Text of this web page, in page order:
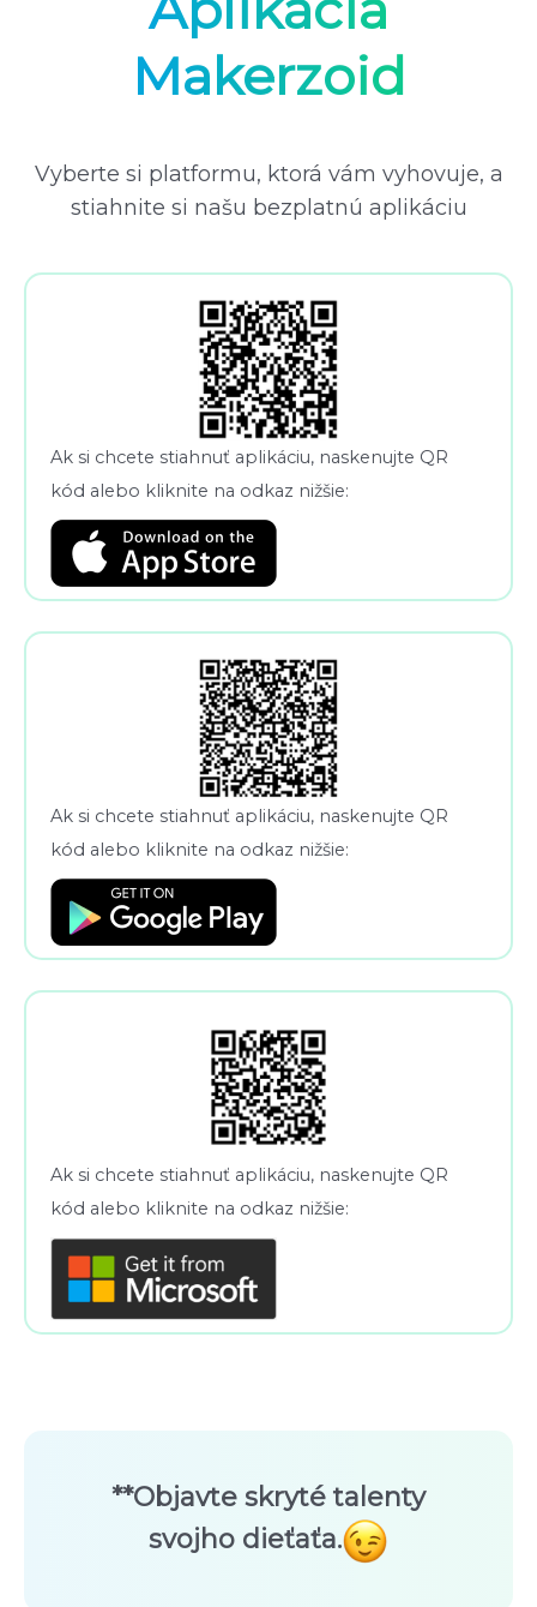
Makerzoid
Vyberte si platformu, ktorá vám vyhovuje, a
stiahnite si našu bezplatnú aplikáciu
Ak si chcete stiahnuť aplikáciu, naskenujte QR
kód alebo kliknite na odkaz nižšie:
Ak si chcete stiahnuť aplikáciu, naskenujte QR
kód alebo kliknite na odkaz nižšie:
Ak si chcete stiahnuť aplikáciu, naskenujte QR
kód alebo kliknite na odkaz nižšie:
**Objavte skryté talenty
svojho dieťaťa.